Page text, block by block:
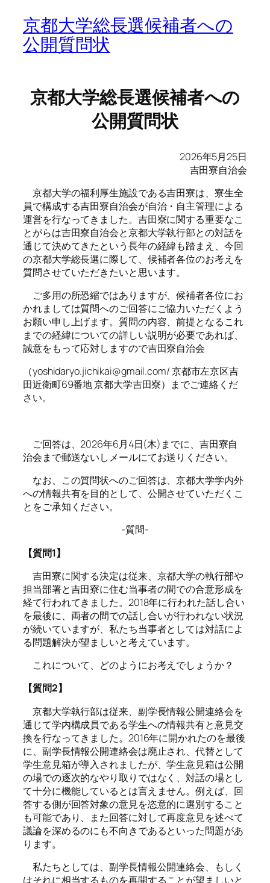
京都大学総長選候補者への
公開質問状
京都大学総長選候補者への
公開質問状
2026年5月25日
吉田寮自治会
京都大学の福利厚生施設である吉田寮は、寮生全
員で構成する吉田寮自治会が自治・自主管理による
運営を行なってきました。吉田寮に関する重要なこ
とがらは吉田寮自治会と京都大学執行部との対話を
通じて決めてきたという長年の経緯も踏まえ、今回
の京都大学総長選に際して、候補者各位のお考えを
質問させていただきたいと思います。
ご多用の所恐縮ではありますが、候補者各位にお
かれましては質問へのご回答にご協力いただくよう
お願い申し上げます。質問の内容、前提となるこれ
までの経緯についての詳しい説明が必要であれば、
誠意をもって応対しますので吉田寮自治会
（yoshidaryo.jichikai@gmail.com/ 京都市左京区吉
田近衛町69番地 京都大学吉田寮）までご連絡くだ
さい。
ご回答は、2026年6月4日(木)までに、吉田寮自
治会まで郵送ないしメールにてお送りください。
なお、この質問状へのご回答は、京都大学学内外
への情報共有を目的として、公開させていただくこ
とをご承知ください。
-質問-
【質問1】
吉田寮に関する決定は従来、京都大学の執行部や
担当部署と吉田寮に住む当事者の間での合意形成を
経て行われてきました。2018年に行われた話し合い
を最後に、両者の間での話し合いが行われない状況
が続いていますが、私たち当事者としては対話によ
る問題解決が望ましいと考えています。
これについて、どのようにお考えでしょうか？
【質問2】
京都大学執行部は従来、副学長情報公開連絡会を
通じて学内構成員である学生への情報共有と意見交
換を行なってきました。2016年に開かれたのを最後
に、副学長情報公開連絡会は廃止され、代替として
学生意見箱が導入されましたが、学生意見箱は公開
の場での逐次的なやり取りではなく、対話の場とし
て十分に機能しているとは言えません。例えば、回
答する側が回答対象の意見を恣意的に選別すること
も可能であり、また回答に対して再度意見を述べて
議論を深めるのにも不向きであるといった問題があ
ります。
私たちとしては、副学長情報公開連絡会、もしく
はそれに相当するものを再開することが望ましいと